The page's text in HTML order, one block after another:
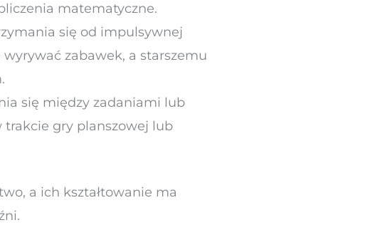
matematyczne.
się od impulsywnej
zabawek, a starszemu
się między zadaniami lub
gry planszowej lub
a ich kształtowanie ma